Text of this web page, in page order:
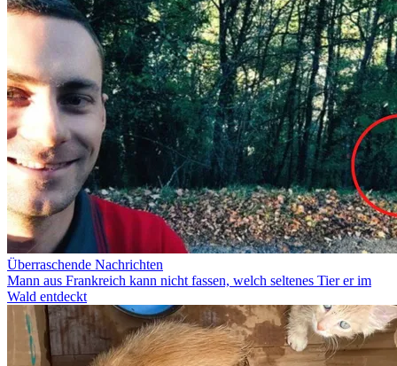
Überraschende Nachrichten
Mann aus Frankreich kann nicht fassen, welch seltenes Tier er im
Wald entdeckt